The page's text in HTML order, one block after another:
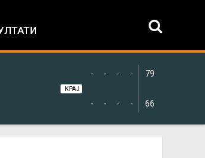
79
66
-
-
-
-
-
-
-
-
КРАЈ